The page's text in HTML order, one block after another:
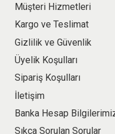
Müşteri Hizmetleri
Kargo ve Teslimat
Gizlilik ve Güvenlik
Üyelik Koşulları
Sipariş Koşulları
İletişim
Banka Hesap
Sıkça Sorulan Sorular